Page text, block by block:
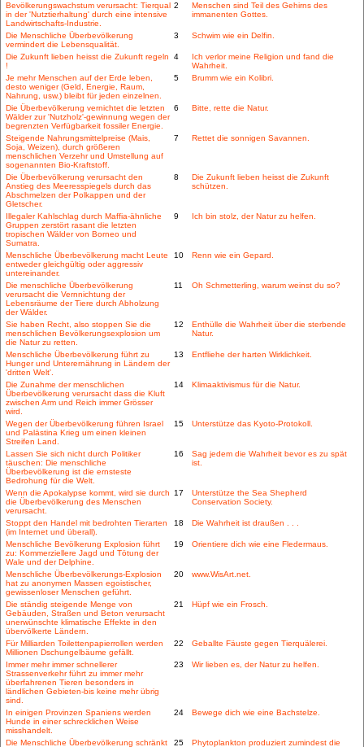
Bevölkerungswachstum verursacht: Tierqual
in der 'Nutztierhaltung' durch eine intensive
Landwirtschafts-Industrie.
2
Menschen sind Teil des Gehirns des
immanenten Gottes.
Die Menschliche Überbevölkerung
vermindert die Lebensqualität.
3 Schwim wie ein Delfin.
Die Zukunft lieben heisst die Zukunft regeln
!
4
Ich verlor meine Religion und fand die
Wahrheit.
Je mehr Menschen auf der Erde leben,
desto weniger (Geld, Energie, Raum,
Nahrung, usw.) bleibt für jeden einzelnen.
5 Brumm wie ein Kolibri.
Die Überbevölkerung vernichtet die letzten
Wälder zur 'Nutzholz'-gewinnung wegen der
begrenzten Verfügbarkeit fossiler Energie.
6 Bitte, rette die Natur.
Steigende Nahrungsmittelpreise (Mais,
Soja, Weizen), durch größeren
menschlichen Verzehr und Umstellung auf
sogenannten Bio-Kraftstoff.
7 Rettet die sonnigen Savannen.
Die Überbevölkerung verursacht den
Anstieg des Meeresspiegels durch das
Abschmelzen der Polkappen und der
Gletscher.
8
Die Zukunft lieben heisst die Zukunft
schützen.
Illegaler Kahlschlag durch Maffia-ähnliche
Gruppen zerstört rasant die letzten
tropischen Wälder von Borneo und
Sumatra.
9 Ich bin stolz, der Natur zu helfen.
Menschliche Überbevölkerung macht Leute
entweder gleichgültig oder aggressiv
untereinander.
10 Renn wie ein Gepard.
Die menschliche Überbevölkerung
verursacht die Vernnichtung der
Lebensräume der Tiere durch Abholzung
der Wälder.
11 Oh Schmetterling, warum weinst du so?
Sie haben Recht, also stoppen Sie die
menschlichen Bevölkerungsexplosion um
die Natur zu retten.
12
Enthülle die Wahrheit über die sterbende
Natur.
Menschliche Überbevölkerung führt zu
Hunger und Unterernährung in Ländern der
'dritten Welt'.
13 Entfliehe der harten Wirklichkeit.
Die Zunahme der menschlichen
Überbevölkerung verursacht dass die Kluft
zwischen Arm und Reich immer Grösser
wird.
14 Klimaaktivismus für die Natur.
Wegen der Überbevölkerung führen Israel
und Palästina Krieg um einen kleinen
Streifen Land.
15 Unterstütze das Kyoto-Protokoll.
Lassen Sie sich nicht durch Politiker
täuschen: Die menschliche
Überbevölkerung ist die ernsteste
Bedrohung für die Welt.
16
Sag jedem die Wahrheit bevor es zu spät
ist.
Wenn die Apokalypse kommt, wird sie durch
die Überbevölkerung des Menschen
verursacht.
17
Unterstütze the Sea Shepherd
Conservation Society.
Stoppt den Handel mit bedrohten Tierarten
(im Internet und überall).
18 Die Wahrheit ist draußen . . .
Menschliche Bevölkerung Explosion führt
zu: Kommerziellere Jagd und Tötung der
Wale und der Delphine.
19 Orientiere dich wie eine Fledermaus.
Menschliche Überbevölkerungs-Explosion
hat zu anonymen Massen egoistischer,
gewissenloser Menschen geführt.
20 www.WisArt.net.
Die ständig steigende Menge von
Gebäuden, Straßen und Beton verursacht
unerwünschte klimatische Effekte in den
übervölkerte Ländern.
21 Hüpf wie ein Frosch.
Für Milliarden Toilettenpapierrollen werden
Millionen Dschungelbäume gefällt.
22 Geballte Fäuste gegen Tierquälerei.
Immer mehr immer schnellerer
Strassenverkehr führt zu immer mehr
überfahrenen Tieren besonders in
ländlichen Gebieten-bis keine mehr übrig
sind.
23 Wir lieben es, der Natur zu helfen.
In einigen Provinzen Spaniens werden
Hunde in einer schrecklichen Weise
misshandelt.
24 Bewege dich wie eine Bachstelze.
Die Menschliche Überbevölkerung schränkt
25
Phytoplankton produziert zumindest die